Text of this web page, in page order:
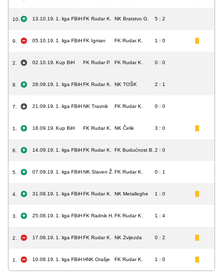
10. 13.10.19. 1. liga FBiHFK Rudar K. NK Bratstvo G. 5 : 2
9. 05.10.19. 1. liga FBiHFK Igman FK Rudar K. 1 : 0
2. 02.10.19. Kup BiH FK Rudar P. FK Rudar K. 0 : 0
8. 28.09.19. 1. liga FBiHFK Rudar K. NK TOŠK 2 : 1
7. 21.09.19. 1. liga FBiHNK Travnik FK Rudar K. 0 : 0
1. 18.09.19. Kup BiH FK Rudar K. NK Čelik 3 : 0
6. 14.09.19. 1. liga FBiHFK Rudar K. FK Budućnost B. 2 : 0
5. 07.09.19. 1. liga FBiHNK Slaven Ž. FK Rudar K. 0 : 1
4. 31.08.19. 1. liga FBiHFK Rudar K. NK Metalleghe 1 : 0
3. 25.08.19. 1. liga FBiHFK Radnik H. FK Rudar K. 1 : 4
2. 17.08.19. 1. liga FBiHFK Rudar K. NK Zvijezda 0 : 2
1. 10.08.19. 1. liga FBiHHNK Orašje FK Rudar K. 1 : 0